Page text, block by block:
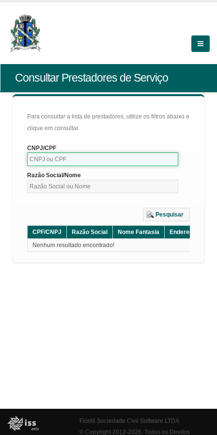
Consultar Prestadores de Serviço
Para consultar a lista de prestadores, utilize os filtros abaixo e
clique em consultar.
CNPJ/CPF
Razão Social/Nome
Pesquisar
CPF/CNPJ Razão Social Nome Fantasia Endereço
Nenhum resultado encontrado!
Fiorilli Sociedade Civil Software LTDA
© Copyright 2012-2026. Todos os Direitos